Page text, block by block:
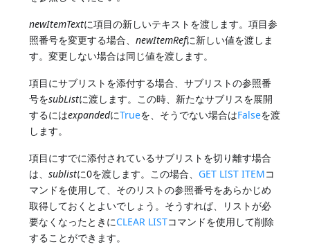
newItemTextに項目の新しいテキストを渡します。項目参
照番号を変更する場合、newItemRefに新しい値を渡しま
す。変更しない場合は同じ値を渡します。
項目にサブリストを添付する場合、サブリストの参照番
号をsubListに渡します。この時、新たなサブリスを展開
するにはexpandedにTrueを、そうでない場合はFalseを渡
します。
項目にすでに添付されているサブリストを切り離す場合
は、sublistに0を渡します。この場合、 GET LIST ITEMコ
マンドを使用して、そのリストの参照番号をあらかじめ
取得しておくとよいでしょう。そうすれば、リストが必
要なくなったときにCLEAR LISTコマンドを使用して削除
することができます。